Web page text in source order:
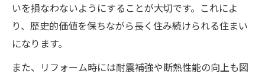
いを損なわないようにすることが大切です。これによ
り、歴史的価値を保ちながら長く住み続けられる住まい
になります。
また、リフォーム時には耐震補強や断熱性能の向上も図